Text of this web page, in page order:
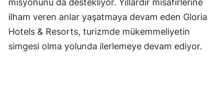
misyonunu da destekliyor. Yıllardır misafirlerine
ilham veren anlar yaşatmaya devam eden Gloria
Hotels & Resorts, turizmde mükemmeliyetin
simgesi olma yolunda ilerlemeye devam ediyor.